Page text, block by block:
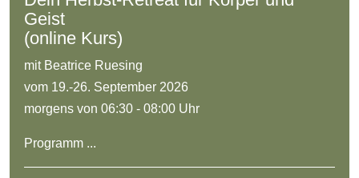
Geist
(online Kurs)
mit Beatrice Ruesing
vom 19.-26. September 2026
morgens von 06:30 - 08:00 Uhr
Programm ...